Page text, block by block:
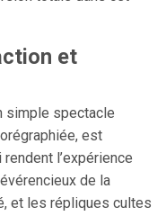
et
simple spectacle
est
l’expérience
de la
et les répliques cultes